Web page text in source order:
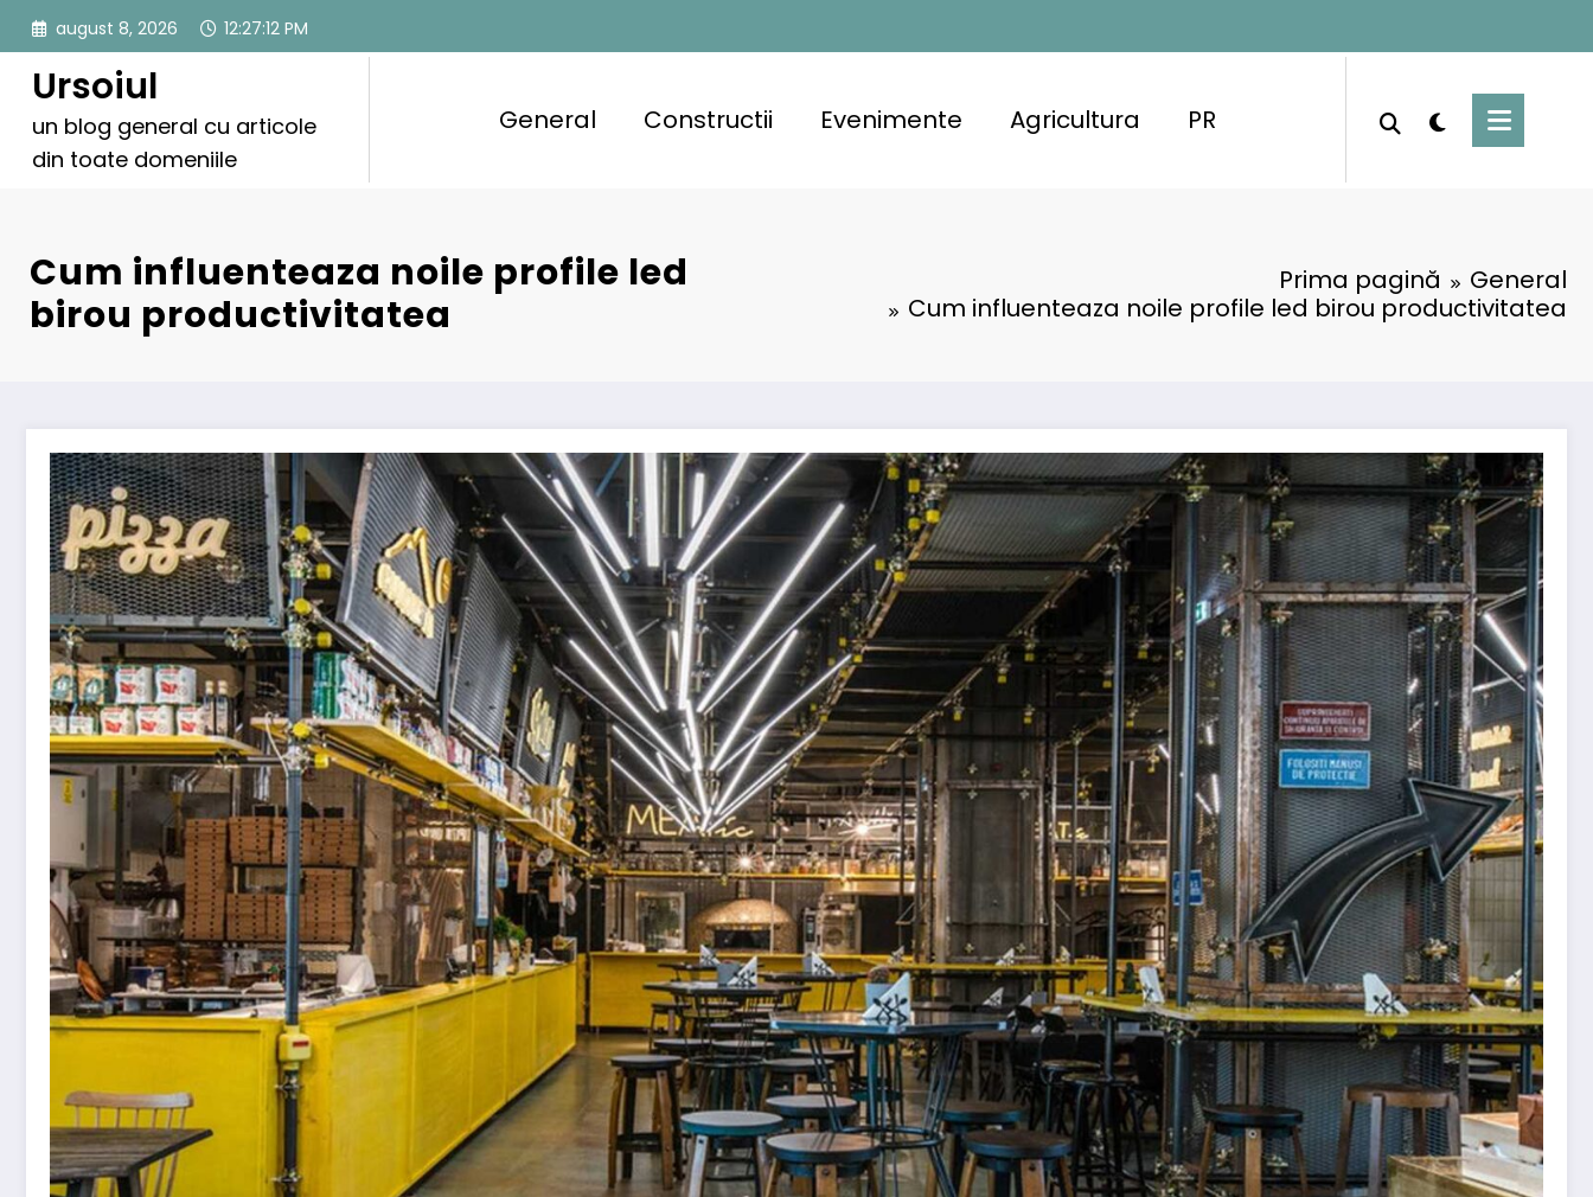
conținut
august 8, 2026 12:27:14 PM
Ursoiul
un blog general cu articole
din toate domeniile
General Constructii Evenimente Agricultura PR
Cum influenteaza noile profile led
birou productivitatea
Prima pagină
General
Cum influenteaza noile profile led birou productivitatea